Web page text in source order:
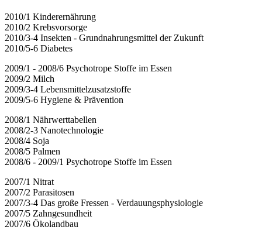
2010/1 Kinderernährung
2010/2 Krebsvorsorge
2010/3-4 Insekten - Grundnahrungsmittel der Zukunft
2010/5-6 Diabetes
2009/1 - 2008/6 Psychotrope Stoffe im Essen
2009/2 Milch
2009/3-4 Lebensmittelzusatzstoffe
2009/5-6 Hygiene & Prävention
2008/1 Nährwerttabellen
2008/2-3 Nanotechnologie
2008/4 Soja
2008/5 Palmen
2008/6 - 2009/1 Psychotrope Stoffe im Essen
2007/1 Nitrat
2007/2 Parasitosen
2007/3-4 Das große Fressen - Verdauungsphysiologie
2007/5 Zahngesundheit
2007/6 Ökolandbau